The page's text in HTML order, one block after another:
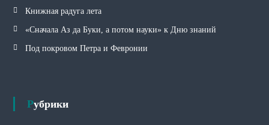
Книжная радуга лета
«Сначала Аз да Буки, а потом науки» к Дню знаний
Под покровом Петра и Февронии
Рубрики